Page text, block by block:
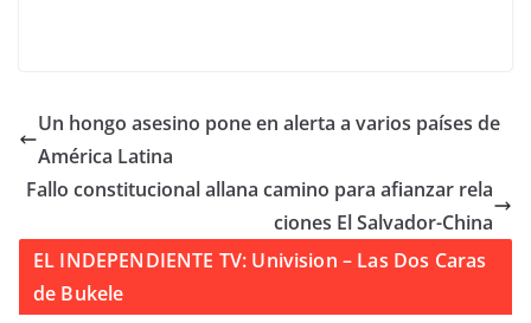
Un hongo asesino pone en alerta a varios países de
América Latina
Fallo constitucional allana camino para afianzar rela
ciones El Salvador-China
EL INDEPENDIENTE TV: Univision – Las Dos Caras
de Bukele